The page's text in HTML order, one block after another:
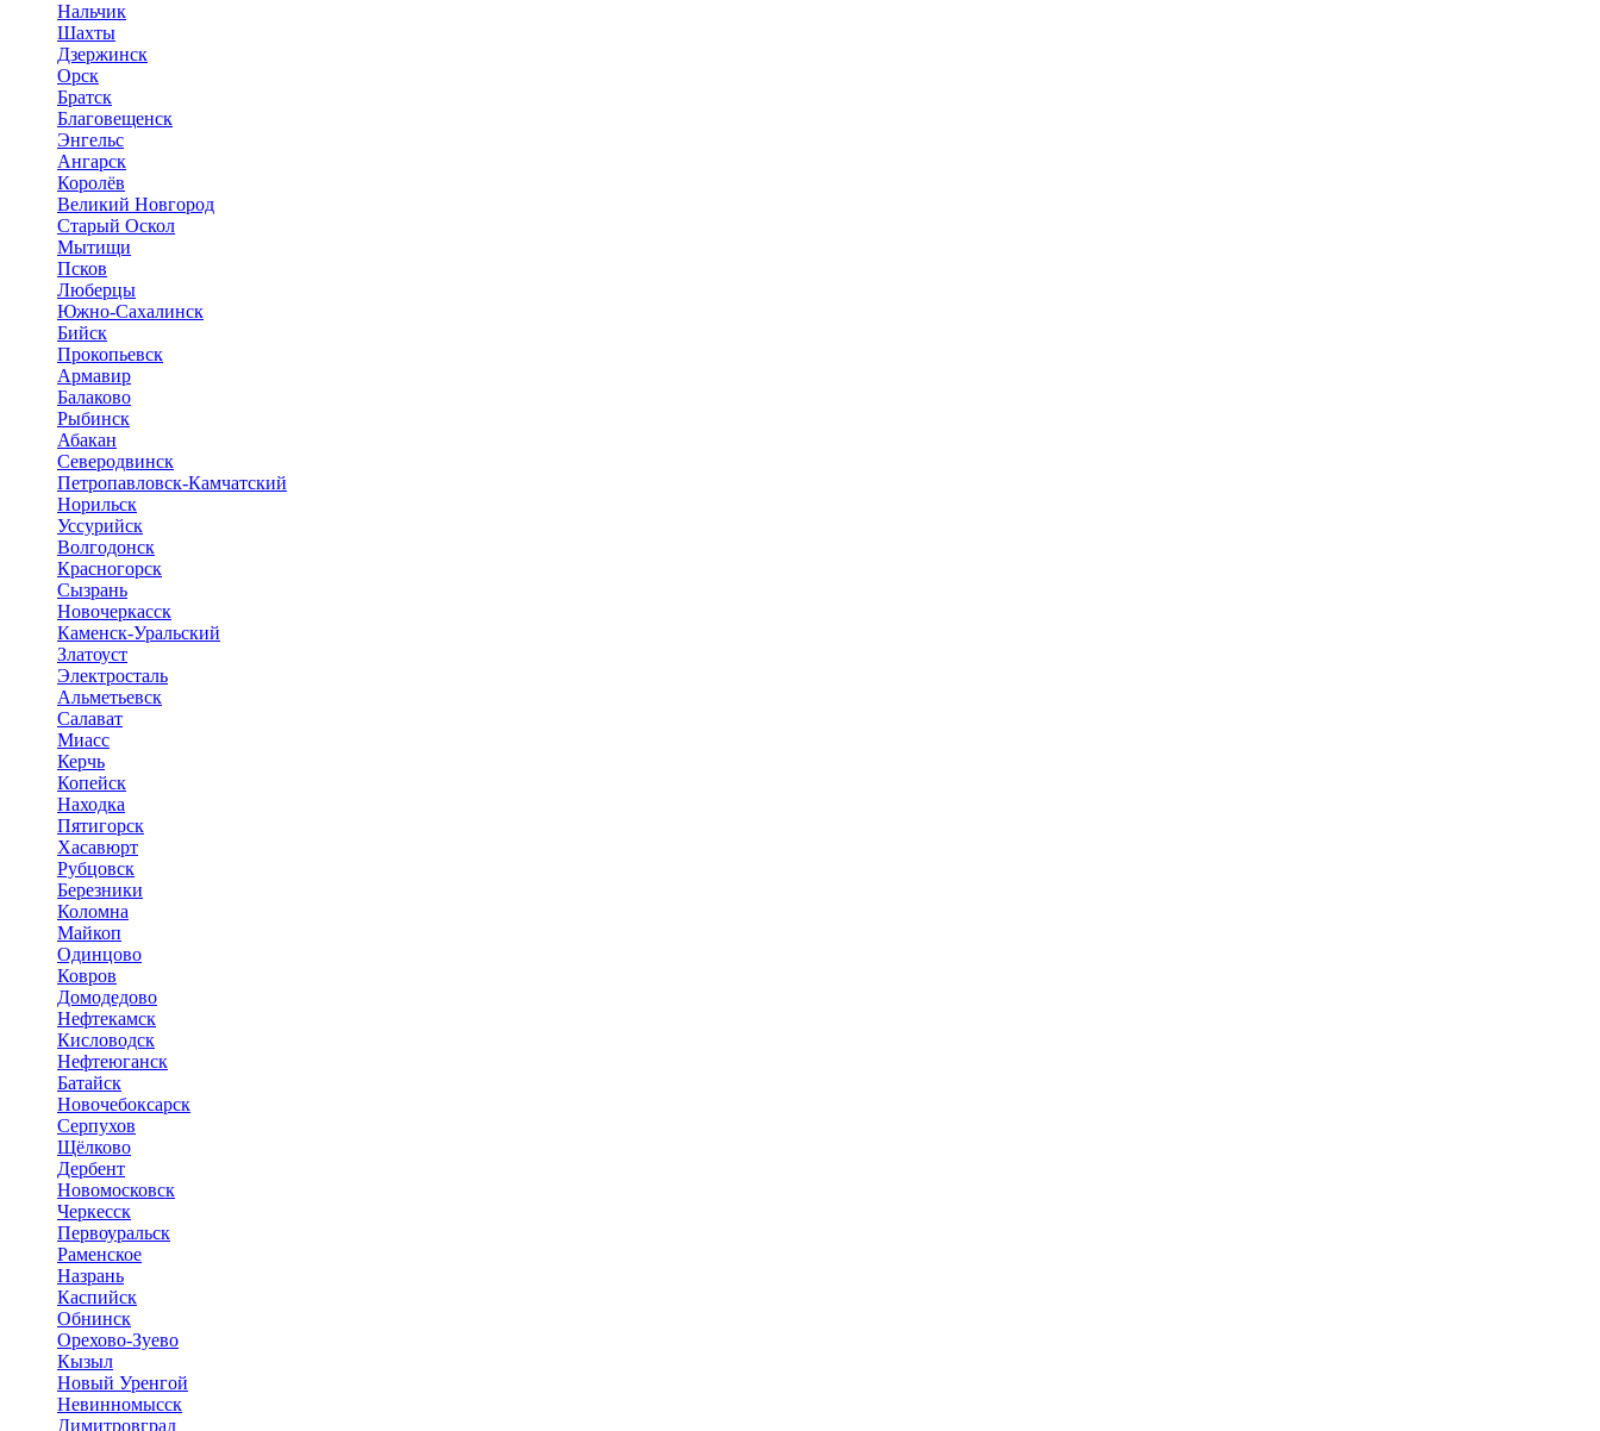
Нальчик
Шахты
Дзержинск
Орск
Братск
Благовещенск
Энгельс
Ангарск
Королёв
Великий Новгород
Старый Оскол
Мытищи
Псков
Люберцы
Южно-Сахалинск
Бийск
Прокопьевск
Армавир
Балаково
Рыбинск
Абакан
Северодвинск
Петропавловск-Камчатский
Норильск
Уссурийск
Волгодонск
Красногорск
Сызрань
Новочеркасск
Каменск-Уральский
Златоуст
Электросталь
Альметьевск
Салават
Миасс
Керчь
Копейск
Находка
Пятигорск
Хасавюрт
Рубцовск
Березники
Коломна
Майкоп
Одинцово
Ковров
Домодедово
Нефтекамск
Кисловодск
Нефтеюганск
Батайск
Новочебоксарск
Серпухов
Щёлково
Дербент
Новомосковск
Черкесск
Первоуральск
Раменское
Назрань
Каспийск
Обнинск
Орехово-Зуево
Кызыл
Новый Уренгой
Невинномысск
Димитровград